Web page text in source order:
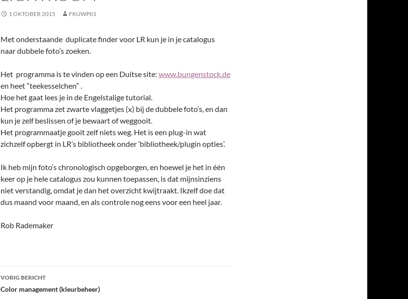
1 OKTOBER 2015 FKUWP01
Met onderstaande duplicate finder voor LR kun je in je catalogus
naar dubbele foto’s zoeken.
Het programma is te vinden op een Duitse site: www.bungenstock.de
en heet “teekesselchen” .
Hoe het gaat lees je in de Engelstalige tutorial.
Het programma zet zwarte vlaggetjes (x) bij de dubbele foto’s, en dan
kun je zelf beslissen of je bewaart of weggooit.
Het programmaatje gooit zelf niets weg. Het is een plug-in wat
zichzelf opbergt in LR’s bibliotheek onder ‘bibliotheek/plugin opties’.
Ik heb mijn foto’s chronologisch opgeborgen, en hoewel je het in één
keer op je hele catalogus zou kunnen toepassen, is dat mijnsinziens
niet verstandig, omdat je dan het overzicht kwijtraakt. Ikzelf doe dat
dus maand voor maand, en als controle nog eens voor een heel jaar.
Rob Rademaker
Bericht
navigatie
VORIG BERICHT
Color management (kleurbeheer)